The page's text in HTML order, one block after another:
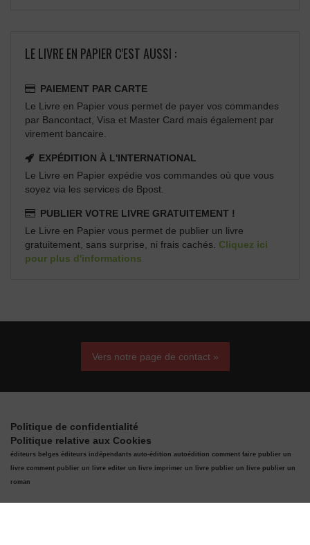
LE LIVRE EN PAPIER C'EST AUSSI :
PAIEMENT PAR CARTE
Le Livre en Papier vous permet de payer vos commandes
par Bancontact, Visa et Master Card mais également par
virement bancaire.
EXPÉDITION À L'INTERNATIONAL
Le Livre en Papier expédie vos commandes où que vous
soyez via les services de Bpost.
PUBLIER VOTRE LIVRE GRATUITEMENT !
Le Livre en Papier vous permet de publier un livre
gratuitement, sans surprise, ni frais cachés. Cliquez ici
pour plus d'informations
Vers notre page de contact »
Politique de confidentialité
Politique relative aux Cookies
éditeurs belges éditeurs indépendants auto-édition autoédition comment faire publier un
livre comment publier un livre editer un livre imprimer un livre publier un livre publier un
roman